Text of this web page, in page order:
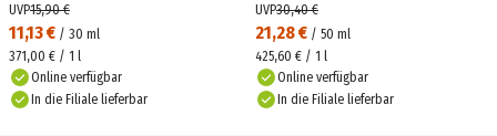
11,13 € / 30 ml
UVP15,90 €
371,00 € / 1 l
Online verfügbar
In die Filiale lieferbar
21,28 € / 50 ml
UVP30,40 €
425,60 € / 1 l
Online verfügbar
In die Filiale lieferbar